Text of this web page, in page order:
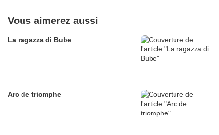
Vous aimerez aussi
La ragazza di Bube
Arc de triomphe